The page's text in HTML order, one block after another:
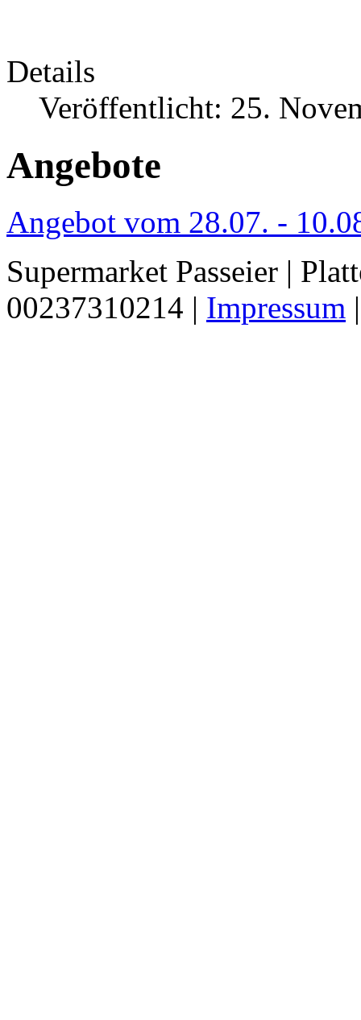
Details
Veröffentlicht: 25.
Angebote
Angebot vom 28.07. -
Supermarket Passeier |
00237310214 | Impressum